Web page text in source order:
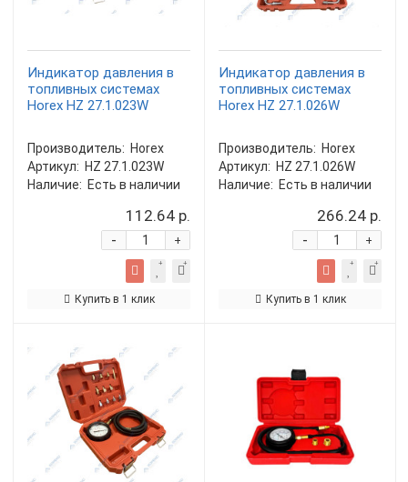
Индикатор давления в
топливных системах
Horex HZ 27.1.023W
Производитель: Horex
Артикул: HZ 27.1.023W
Наличие: Есть в наличии
112.64 р.
+
-
Купить в 1 клик
Индикатор давления в
топливных системах
Horex HZ 27.1.026W
Производитель: Horex
Артикул: HZ 27.1.026W
Наличие: Есть в наличии
266.24 р.
+
-
Купить в 1 клик